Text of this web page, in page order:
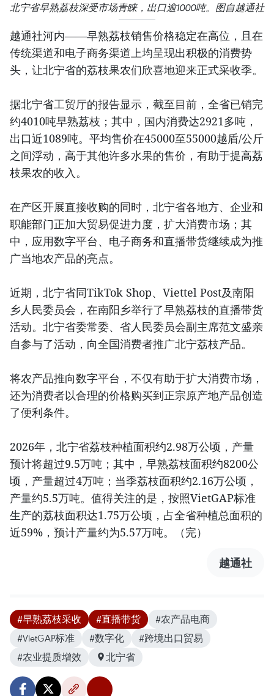
北宁省早熟荔枝深受市场青睐，出口逾1000吨。图自越通社
越通社河内——早熟荔枝销售价格稳定在高位，且在
传统渠道和电子商务渠道上均呈现出积极的消费势
头，让北宁省的荔枝果农们欣喜地迎来正式采收季。
据北宁省工贸厅的报告显示，截至目前，全省已销完
约4010吨早熟荔枝；其中，国内消费达2921多吨，
出口近1089吨。平均售价在45000至55000越盾/公斤
之间浮动，高于其他许多水果的售价，有助于提高荔
枝果农的收入。
在产区开展直接收购的同时，北宁省各地方、企业和
职能部门正加大贸易促进力度，扩大消费市场；其
中，应用数字平台、电子商务和直播带货继续成为推
广当地农产品的亮点。
近期，北宁省同TikTok Shop、Viettel Post及南阳
乡人民委员会，在南阳乡举行了早熟荔枝的直播带货
活动。北宁省委常委、省人民委员会副主席范文盛亲
自参与了活动，向全国消费者推广北宁荔枝产品。
将农产品推向数字平台，不仅有助于扩大消费市场，
还为消费者以合理的价格购买到正宗原产地产品创造
了便利条件。
2026年，北宁省荔枝种植面积约2.98万公顷，产量
预计将超过9.5万吨；其中，早熟荔枝面积约8200公
顷，产量超过4万吨；当季荔枝面积约2.16万公顷，
产量约5.5万吨。值得关注的是，按照VietGAP标准
生产的荔枝面积达1.75万公顷，占全省种植总面积的
近59%，预计产量约为5.57万吨。（完）
越通社
#早熟荔枝采收 #直播带货
#农产品电商
#VietGAP标准
#数字化
#跨境出口贸易
#农业提质增效
北宁省